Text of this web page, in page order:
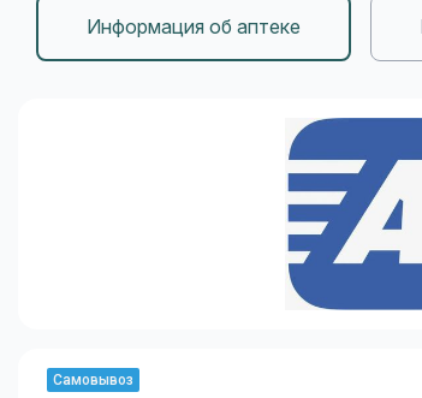
Информация об аптеке
Самовывоз